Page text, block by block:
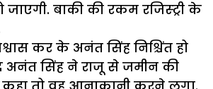
जाएगी. बाकी की रकम रजिस्ट्री के
कर के अनंत सिंह निश्चिंत हो
अनंत सिंह ने राजू से जमीन की